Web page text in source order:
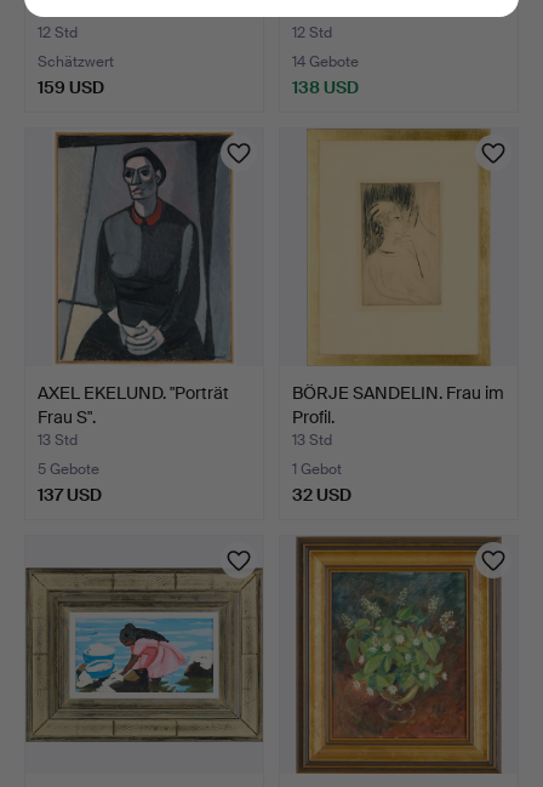
12 Std
Schätzwert
159 USD
12 Std
14 Gebote
138 USD
AXEL EKELUND. "Porträt
Frau S".
13 Std
5 Gebote
137 USD
BÖRJE SANDELIN. Frau im
Profil.
13 Std
1 Gebot
32 USD